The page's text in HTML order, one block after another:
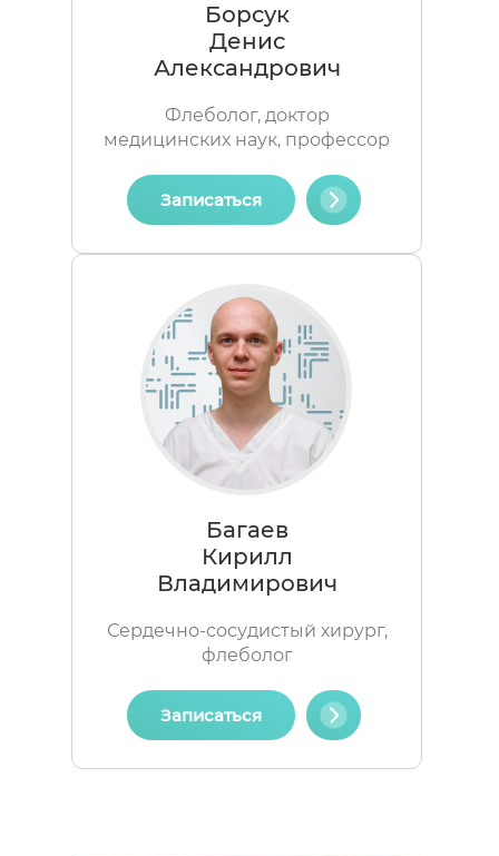
Борсук
Денис
Александрович
Флеболог, доктор
медицинских наук, профессор
Записаться
Багаев
Кирилл
Владимирович
Сердечно-сосудистый хирург,
флеболог
Записаться